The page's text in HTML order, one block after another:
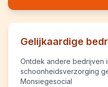
Gelijkaardige
Ontdek andere bedrijven
schoonheidsverzorging
Monsiegesocial